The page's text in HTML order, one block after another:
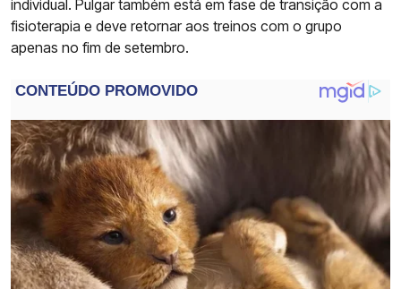
individual. Pulgar também está em fase de transição com a
fisioterapia e deve retornar aos treinos com o grupo
apenas no fim de setembro.